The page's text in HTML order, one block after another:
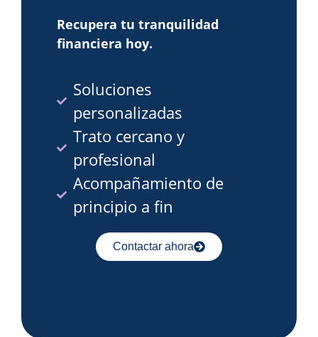
Recupera tu tranquilidad
financiera hoy.
Soluciones
personalizadas
Trato cercano y
profesional
Acompañamiento de
principio a fin
Contactar ahora